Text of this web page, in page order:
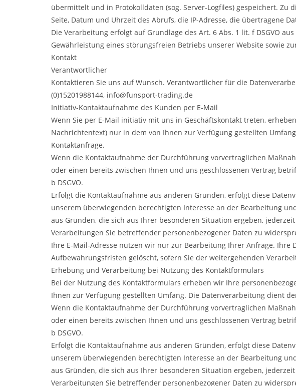
übermittelt und in Protokolldaten (sog. Server-Logfiles) gespeichert.
Seite, Datum und Uhrzeit des Abrufs, die IP-Adresse, die übertragene
Die Verarbeitung erfolgt auf Grundlage des Art. 6 Abs. 1 lit. f DSGVO
Gewährleistung eines störungsfreien Betriebs unserer Website sowie
Kontakt
Verantwortlicher
Kontaktieren Sie uns auf Wunsch. Verantwortlicher für die
(0)15201988144, info@funsport-trading.de
Initiativ-Kontaktaufnahme des Kunden per E-Mail
Wenn Sie per E-Mail initiativ mit uns in Geschäftskontakt treten,
Nachrichtentext) nur in dem von Ihnen zur Verfügung gestellten
Kontaktanfrage.
Wenn die Kontaktaufnahme der Durchführung vorvertraglichen
oder einen bereits zwischen Ihnen und uns geschlossenen Vertrag
b DSGVO.
Erfolgt die Kontaktaufnahme aus anderen Gründen, erfolgt diese
unserem überwiegenden berechtigten Interesse an der Bearbeitung
aus Gründen, die sich aus Ihrer besonderen Situation ergeben,
Verarbeitungen Sie betreffender personenbezogener Daten zu
Ihre E-Mail-Adresse nutzen wir nur zur Bearbeitung Ihrer Anfrage.
Aufbewahrungsfristen gelöscht, sofern Sie der weitergehenden
Erhebung und Verarbeitung bei Nutzung des Kontaktformulars
Bei der Nutzung des Kontaktformulars erheben wir Ihre
Ihnen zur Verfügung gestellten Umfang. Die Datenverarbeitung dient
Wenn die Kontaktaufnahme der Durchführung vorvertraglichen
oder einen bereits zwischen Ihnen und uns geschlossenen Vertrag
b DSGVO.
Erfolgt die Kontaktaufnahme aus anderen Gründen, erfolgt diese
unserem überwiegenden berechtigten Interesse an der Bearbeitung
aus Gründen, die sich aus Ihrer besonderen Situation ergeben,
Verarbeitungen Sie betreffender personenbezogener Daten zu